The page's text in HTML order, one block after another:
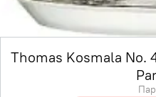
Thomas Kosmala No.